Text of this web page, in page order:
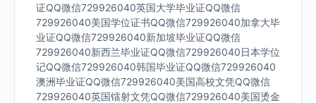
证QQ微信729926040英国大学毕业证QQ微信
729926040美国学位证书QQ微信729926040加拿大毕
业证QQ微信729926040新加坡毕业证QQ微信
729926040新西兰毕业证QQ微信729926040日本学位
记QQ微信729926040韩国毕业证QQ微信729926040
澳洲毕业证QQ微信729926040美国高校文凭QQ微信
729926040英国镭射文凭QQ微信729926040美国烫金